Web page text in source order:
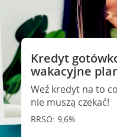
Kredyt
wakacyjne
Weź kredyt na to
nie muszą czekać!
RRSO: 9,6%